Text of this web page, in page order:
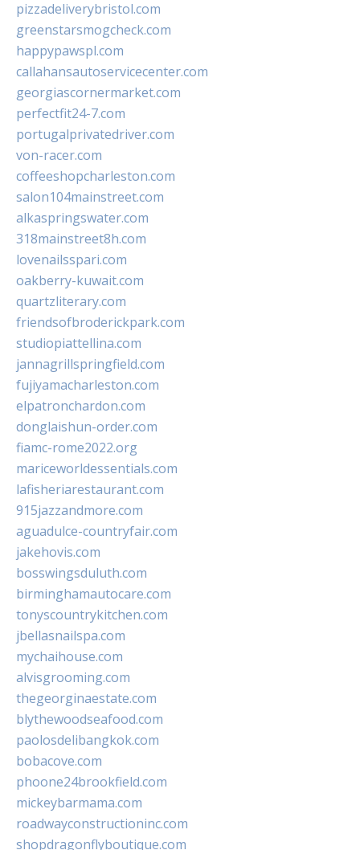
pizzadeliverybristol.com
greenstarsmogcheck.com
happypawspl.com
callahansautoservicecenter.com
georgiascornermarket.com
perfectfit24-7.com
portugalprivatedriver.com
von-racer.com
coffeeshopcharleston.com
salon104mainstreet.com
alkaspringswater.com
318mainstreet8h.com
lovenailsspari.com
oakberry-kuwait.com
quartzliterary.com
friendsofbroderickpark.com
studiopiattellina.com
jannagrillspringfield.com
fujiyamacharleston.com
elpatronchardon.com
donglaishun-order.com
fiamc-rome2022.org
mariceworldessentials.com
lafisheriarestaurant.com
915jazzandmore.com
aguadulce-countryfair.com
jakehovis.com
bosswingsduluth.com
birminghamautocare.com
tonyscountrykitchen.com
jbellasnailspa.com
mychaihouse.com
alvisgrooming.com
thegeorginaestate.com
blythewoodseafood.com
paolosdelibangkok.com
bobacove.com
phoone24brookfield.com
mickeybarmama.com
roadwayconstructioninc.com
shopdragonflyboutique.com